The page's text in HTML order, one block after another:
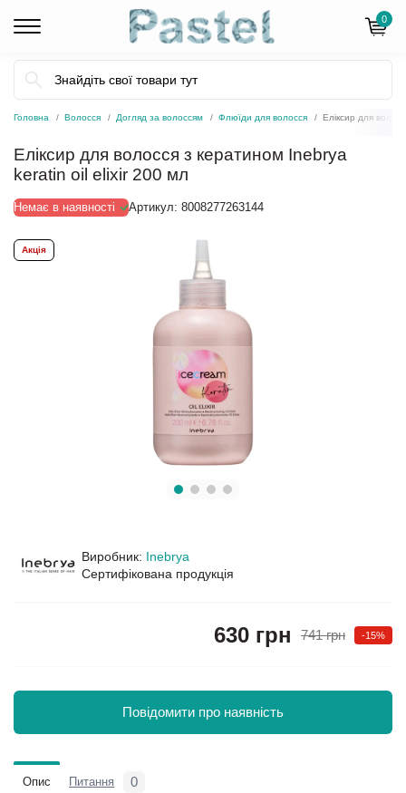
0
Головна Волосся Догляд за волоссям Флюїди для волосся Еліксир для
Еліксир для волосся з кератином Inebrya
keratin oil elixir 200 мл
Немає в наявності Артикул: 8008277263144
Акція
Виробник: Inebrya
Сертифікована продукція
741 грн -15%
630 грн
Повідомити про наявність
Опис Питання 0